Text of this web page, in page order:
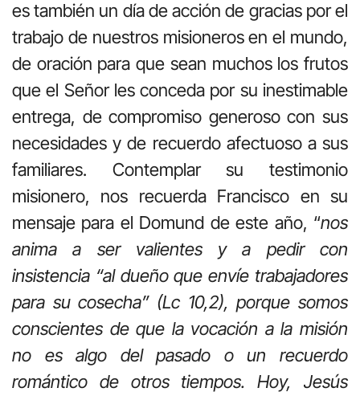
es también un día de acción de gracias por el
trabajo de nuestros misioneros en el mundo,
de oración para que sean muchos los frutos
que el Señor les conceda por su inestimable
entrega, de compromiso generoso con sus
necesidades y de recuerdo afectuoso a sus
familiares. Contemplar su testimonio
misionero, nos recuerda Francisco en su
mensaje para el Domund de este año, “nos
anima a ser valientes y a pedir con
insistencia “al dueño que envíe trabajadores
para su cosecha” (Lc 10,2), porque somos
conscientes de que la vocación a la misión
no es algo del pasado o un recuerdo
romántico de otros tiempos. Hoy, Jesús